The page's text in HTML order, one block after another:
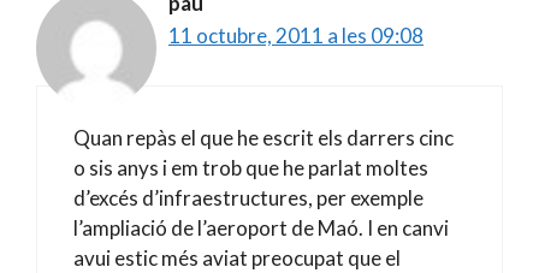
11 octubre, 2011 a les 09:08
Quan repàs el que he escrit els darrers cinc
o sis anys i em trob que he parlat moltes
d’excés d’infraestructures, per exemple
l’ampliació de l’aeroport de Maó. I en canvi
avui estic més aviat preocupat que el